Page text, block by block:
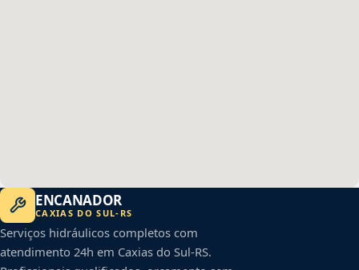
ENCANADOR
CAXIAS DO SUL- RS
Serviços hidráulicos completos com
atendimento 24h em Caxias do Sul-RS.